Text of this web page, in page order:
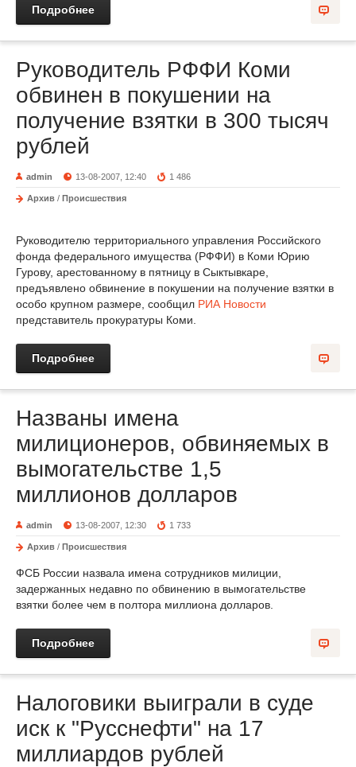
Подробнее
Руководитель РФФИ Коми
обвинен в покушении на
получение взятки в 300 тысяч
рублей
admin 13-08-2007, 12:40 1 486
Архив / Происшествия
Руководителю территориального управления Российского
фонда федерального имущества (РФФИ) в Коми Юрию
Гурову, арестованному в пятницу в Сыктывкаре,
предъявлено обвинение в покушении на получение взятки в
особо крупном размере, сообщил РИА Новости
представитель прокуратуры Коми.
Подробнее
Названы имена
милиционеров, обвиняемых в
вымогательстве 1,5
миллионов долларов
admin 13-08-2007, 12:30 1 733
Архив / Происшествия
ФСБ России назвала имена сотрудников милиции,
задержанных недавно по обвинению в вымогательстве
взятки более чем в полтора миллиона долларов.
Подробнее
Налоговики выиграли в суде
иск к "Русcнефти" на 17
миллиардов рублей